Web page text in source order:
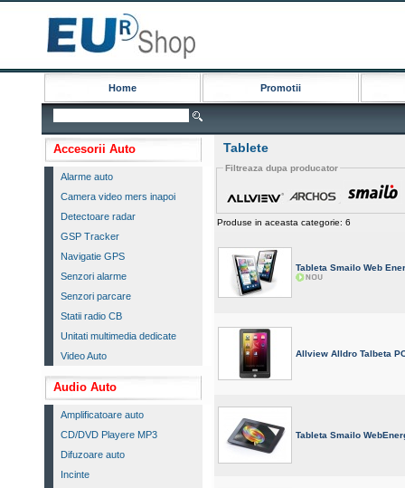
Home Promotii
Accesorii Auto
Alarme auto
Camera video mers inapoi
Detectoare radar
GSP Tracker
Navigatie GPS
Senzori alarme
Senzori parcare
Statii radio CB
Unitati multimedia dedicate
Video Auto
Audio Auto
Amplificatoare auto
CD/DVD Playere MP3
Difuzoare auto
Incinte
Tablete
Filtreaza dupa producator
Produse in aceasta categorie: 6
Tableta Smailo Web
Allview Alldro Talbeta
Tableta Smailo